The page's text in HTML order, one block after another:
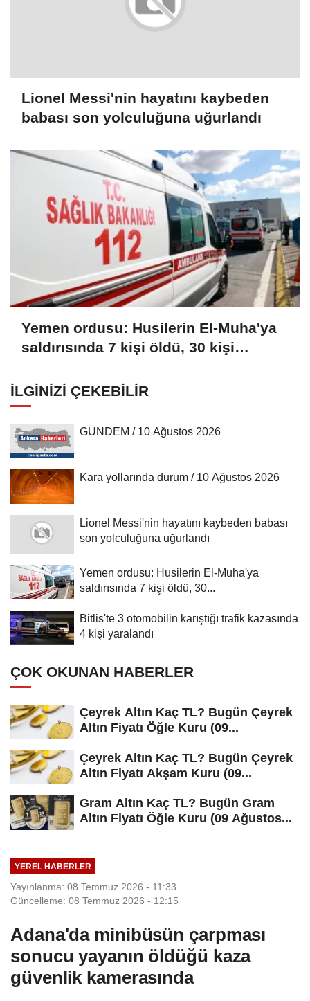
Lionel Messi'nin hayatını kaybeden
babası son yolculuğuna uğurlandı
Yemen ordusu: Husilerin El-Muha'ya
saldırısında 7 kişi öldü, 30 kişi
İLGINIZI ÇEKEBILIR
GÜNDEM / 10 Ağustos 2026
Kara yollarında durum / 10 Ağustos 2026
Lionel Messi'nin hayatını kaybeden babası
son yolculuğuna uğurlandı
Yemen ordusu: Husilerin El-Muha'ya
saldırısında 7 kişi öldü, 30...
Bitlis'te 3 otomobilin karıştığı trafik kazasında
4 kişi yaralandı
ÇOK OKUNAN HABERLER
Çeyrek Altın Kaç TL? Bugün Çeyrek
Altın Fiyatı Öğle Kuru (09...
Çeyrek Altın Kaç TL? Bugün Çeyrek
Altın Fiyatı Akşam Kuru (09...
Gram Altın Kaç TL? Bugün Gram
Altın Fiyatı Öğle Kuru (09 Ağustos...
YEREL HABERLER
Yayınlanma: 08 Temmuz 2026 - 11:33
Güncelleme: 08 Temmuz 2026 - 12:15
Adana'da minibüsün çarpması
sonucu yayanın öldüğü kaza
güvenlik kamerasında